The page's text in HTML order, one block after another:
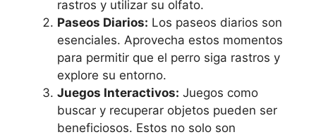
rastros y utilizar su olfato.
Paseos Diarios: Los paseos diarios son
esenciales. Aprovecha estos momentos
para permitir que el perro siga rastros y
explore su entorno.
Juegos Interactivos: Juegos como
buscar y recuperar objetos pueden ser
beneficiosos. Estos no solo son